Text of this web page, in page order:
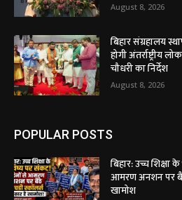
August 8, 2026
बिहार संग्रहालय
होगी अंतर्राष्ट्रीय
चौधरी का निर्देश
August 8, 2026
POPULAR POSTS
बिहार: उच्च
आमरण अनशन पर
खामोश